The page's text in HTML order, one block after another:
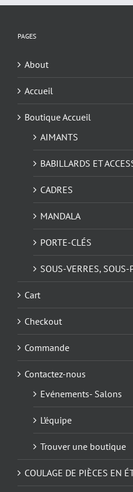
PAGES
About
Accueil
Boutique Accueil
AIMANTS
BABILLARDS ET
CADRES
MANDALA
PORTE-CLÉS
SOUS-VERRES,
Cart
Checkout
Commande
Contactez-nous
Evénements- Salons
L’équipe
Trouver une boutique
COULAGE DE PIÈCES EN